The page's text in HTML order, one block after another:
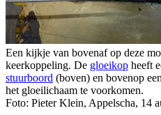
Een kijkje van bovenaf op deze
keerkoppeling. De gloeikop heeft
stuurboord (boven) en bovenop
het gloeilichaam te voorkomen.
Foto: Pieter Klein, Appelscha, 14